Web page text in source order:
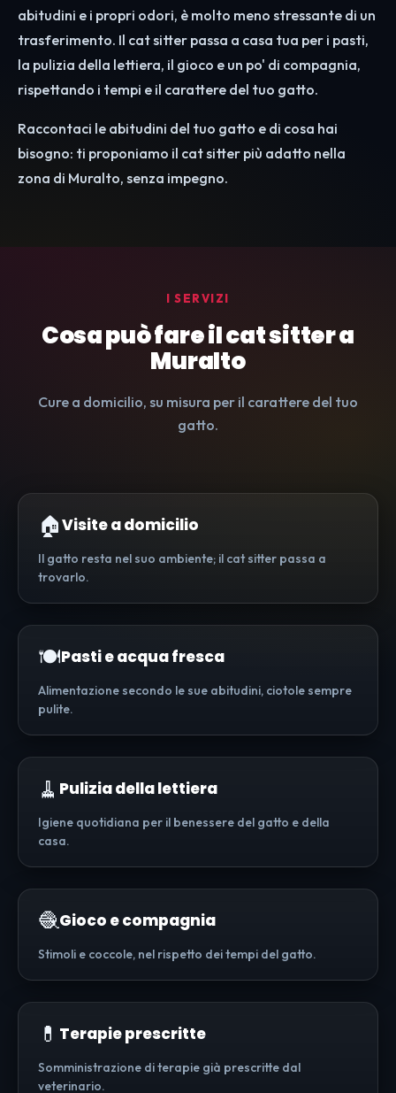
abitudini e i propri odori, è molto meno stressante di un
trasferimento. Il cat sitter passa a casa tua per i pasti,
la pulizia della lettiera, il gioco e un po' di compagnia,
rispettando i tempi e il carattere del tuo gatto.
Raccontaci le abitudini del tuo gatto e di cosa hai
bisogno: ti proponiamo il cat sitter più adatto nella
zona di Muralto, senza impegno.
I SERVIZI
Cosa può fare il cat sitter a
Muralto
Cure a domicilio, su misura per il carattere del tuo
gatto.
🏠Visite a domicilio
Il gatto resta nel suo ambiente; il cat sitter passa a
trovarlo.
🍽️Pasti e acqua fresca
Alimentazione secondo le sue abitudini, ciotole sempre
pulite.
🧹 Pulizia della lettiera
Igiene quotidiana per il benessere del gatto e della
casa.
🧶Gioco e compagnia
Stimoli e coccole, nel rispetto dei tempi del gatto.
💊 Terapie prescritte
Somministrazione di terapie già prescritte dal
veterinario.